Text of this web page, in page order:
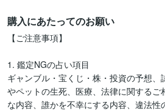
購入にあたってのお願い
【ご注意事項】
1. 鑑定NGの占い項目
ギャンブル・宝くじ・株・投資の予想、
やペットの生死、医療、法律に関する
な内容、誰かを不幸にする内容、違法性